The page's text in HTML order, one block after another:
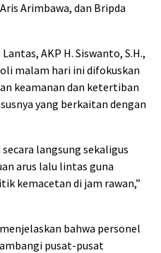
Arimbawa, dan Bripda
AKP H. Siswanto, S.H.,
malam hari ini difokuskan
keamanan dan ketertiban
yang berkaitan dengan
langsung sekaligus
arus lalu lintas guna
kemacetan di jam rawan,”
bahwa personel
pusat-pusat